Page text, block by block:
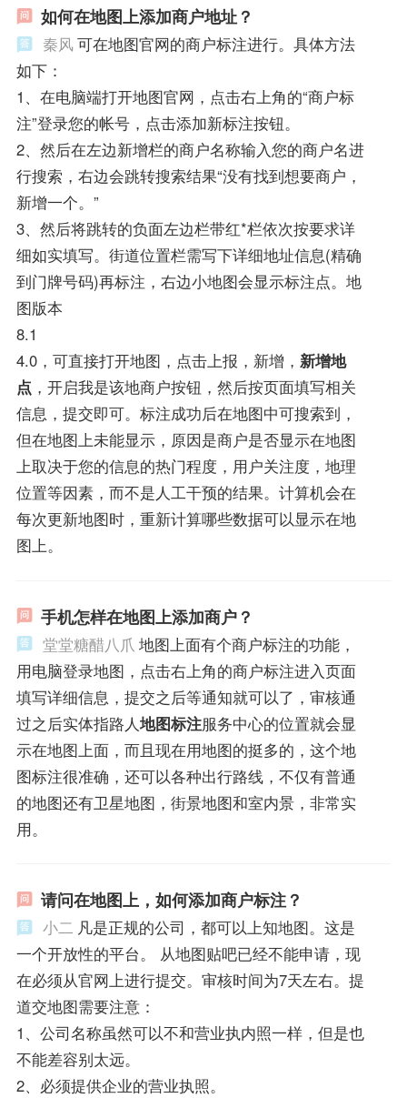
如何在地图上添加商户地址？
秦风 可在地图官网的商户标注进行。具体方法
如下：
1、在电脑端打开地图官网，点击右上角的“商户标
注”登录您的帐号，点击添加新标注按钮。
2、然后在左边新增栏的商户名称输入您的商户名进
行搜索，右边会跳转搜索结果“没有找到想要商户，
新增一个。”
3、然后将跳转的负面左边栏带红*栏依次按要求详
细如实填写。街道位置栏需写下详细地址信息(精确
到门牌号码)再标注，右边小地图会显示标注点。地
图版本
8.1
4.0，可直接打开地图，点击上报，新增， 新增地
点 ，开启我是该地商户按钮，然后按页面填写相关
信息，提交即可。标注成功后在地图中可搜索到，
但在地图上未能显示，原因是商户是否显示在地图
上取决于您的信息的热门程度，用户关注度，地理
位置等因素，而不是人工干预的结果。计算机会在
每次更新地图时，重新计算哪些数据可以显示在地
图上。
手机怎样在地图上添加商户？
堂堂糖醋八爪 地图上面有个商户标注的功能，
用电脑登录地图，点击右上角的商户标注进入页面
填写详细信息，提交之后等通知就可以了，审核通
过之后实体指路人地图标注服务中心的位置就会显
示在地图上面，而且现在用地图的挺多的，这个地
图标注很准确，还可以各种出行路线，不仅有普通
的地图还有卫星地图，街景地图和室内景，非常实
用。
请问在地图上，如何添加商户标注？
小二 凡是正规的公司，都可以上知地图。这是
一个开放性的平台。 从地图贴吧已经不能申请，现
在必须从官网上进行提交。审核时间为7天左右。提
道交地图需要注意：
1、公司名称虽然可以不和营业执内照一样，但是也
不能差容别太远。
2、必须提供企业的营业执照。